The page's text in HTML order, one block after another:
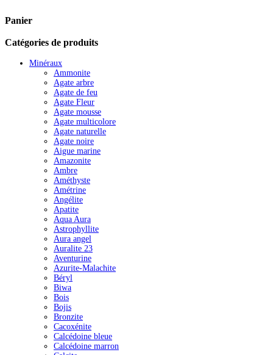
Panier
Catégories de produits
Minéraux
Ammonite
Agate arbre
Agate de feu
Agate Fleur
Agate mousse
Agate multicolore
Agate naturelle
Agate noire
Aigue marine
Amazonite
Ambre
Améthyste
Amétrine
Angélite
Apatite
Aqua Aura
Astrophyllite
Aura angel
Auralite 23
Aventurine
Azurite-Malachite
Béryl
Biwa
Bois
Bojis
Bronzite
Cacoxénite
Calcédoine bleue
Calcédoine marron